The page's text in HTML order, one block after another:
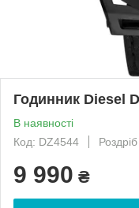
Годинник Diesel
В наявності
Код: DZ4544
Роздріб
9 990 ₴